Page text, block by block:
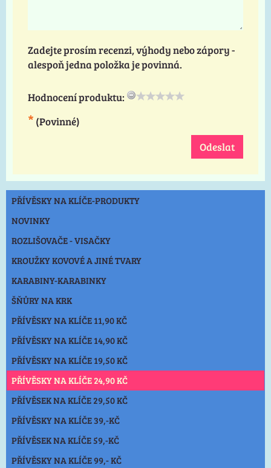
Zadejte prosím recenzi, výhody nebo zápory -
alespoň jedna položka je povinná.
Hodnocení produktu:
* (Povinné)
Odeslat
PŘÍVĚSKY NA KLÍČE-PRODUKTY
NOVINKY
ROZLIŠOVAČE - VISAČKY
KROUŽKY KOVOVÉ A JINÉ TVARY
KARABINY-KARABINKY
ŠŇŮRY NA KRK
PŘÍVĚSKY NA KLÍČE 11,90 KČ
PŘÍVĚSKY NA KLÍČE 14,90 KČ
PŘÍVĚSKY NA KLÍČE 19,50 KČ
PŘÍVĚSKY NA KLÍČE 24,90 KČ
PŘÍVĚSEK NA KLÍČE 29,50 KČ
PŘÍVĚSKY NA KLÍČE 39,-KČ
PŘÍVĚSEK NA KLÍČE 59,-KČ
PŘÍVĚSKY NA KLÍČE 99,- KČ